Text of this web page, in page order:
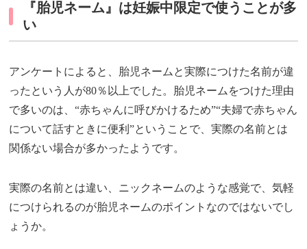
『胎児ネーム』は妊娠中限定で使うことが多
い
アンケートによると、胎児ネームと実際につけた名前が違
ったという人が80％以上でした。胎児ネームをつけた理由
で多いのは、“赤ちゃんに呼びかけるため”“夫婦で赤ちゃん
について話すときに便利”ということで、実際の名前とは
関係ない場合が多かったようです。
実際の名前とは違い、ニックネームのような感覚で、気軽
につけられるのが胎児ネームのポイントなのではないでし
ょうか。